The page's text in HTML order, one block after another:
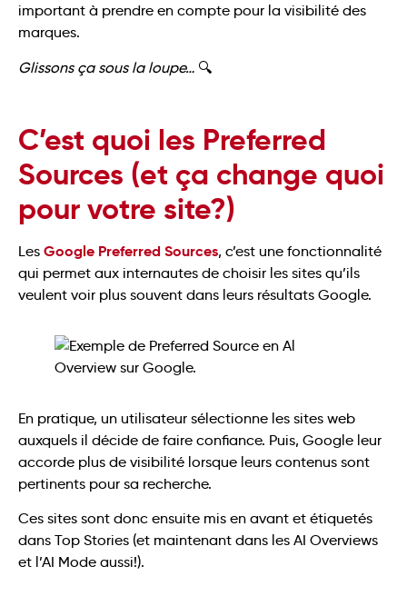
important à prendre en compte pour la visibilité des
marques.
Glissons ça sous la loupe… 🔍
C’est quoi les Preferred
Sources (et ça change quoi
pour votre site?)
Les Google Preferred Sources, c’est une fonctionnalité
qui permet aux internautes de choisir les sites qu’ils
veulent voir plus souvent dans leurs résultats Google.
En pratique, un utilisateur sélectionne les sites web
auxquels il décide de faire confiance. Puis, Google leur
accorde plus de visibilité lorsque leurs contenus sont
pertinents pour sa recherche.
Ces sites sont donc ensuite mis en avant et étiquetés
dans Top Stories (et maintenant dans les AI Overviews
et l’AI Mode aussi!).